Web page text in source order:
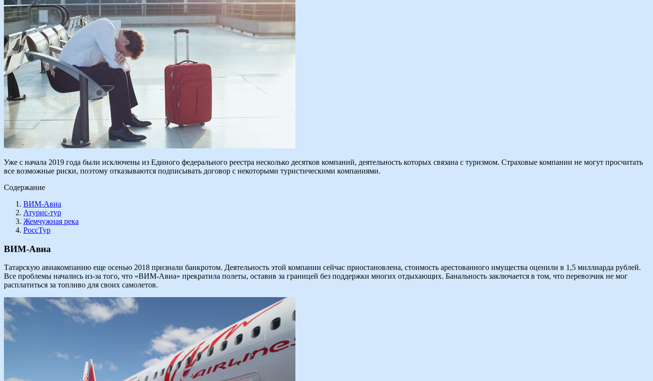
Уже с начала 2019 года были исключены из Единого федерального реестра несколько десятков компаний, деятельность которых связана с туризмом. Страховые компании не могут просчитать
все возможные риски, поэтому отказываются подписывать договор с некоторыми туристическими компаниями.
Содержание
ВИМ-Авиа
Атурис-тур
Жемчужная река
РоссТур
ВИМ-Авиа
Татарскую авиакомпанию еще осенью 2018 признали банкротом. Деятельность этой компании сейчас приостановлена, стоимость арестованного имущества оценили в 1,5 миллиарда рублей.
Все проблемы начались из-за того, что «ВИМ-Авиа» прекратила полеты, оставив за границей без поддержки многих отдыхающих. Банальность заключается в том, что перевозчик не мог
расплатиться за топливо для своих самолетов.